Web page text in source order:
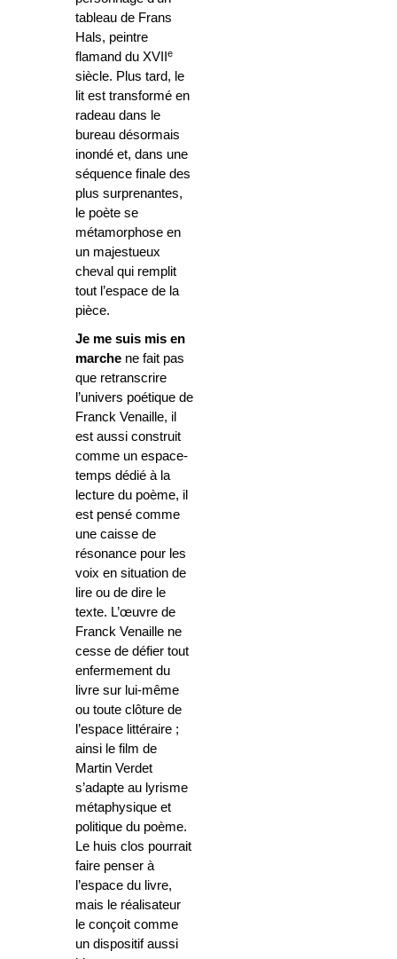
tableau de Frans
Hals, peintre
flamand du XVII
e
siècle. Plus tard, le
lit est transformé en
radeau dans le
bureau désormais
inondé et, dans une
séquence finale des
plus surprenantes,
le poète se
métamorphose en
un majestueux
cheval qui remplit
tout l’espace de la
pièce.
Je me suis mis en
marche ne fait pas
que retranscrire
l’univers poétique de
Franck Venaille, il
est aussi construit
comme un espace-
temps dédié à la
lecture du poème, il
est pensé comme
une caisse de
résonance pour les
voix en situation de
lire ou de dire le
texte. L’œuvre de
Franck Venaille ne
cesse de défier tout
enfermement du
livre sur lui-même
ou toute clôture de
l’espace littéraire ;
ainsi le film de
Martin Verdet
s’adapte au lyrisme
métaphysique et
politique du poème.
Le huis clos pourrait
faire penser à
l’espace du livre,
mais le réalisateur
le conçoit comme
un dispositif aussi